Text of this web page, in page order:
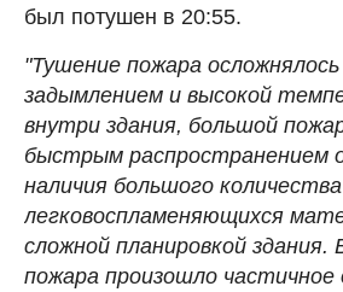
был потушен в 20:55.
"Тушение пожара
задымлением и высокой
внутри здания, большой
быстрым распространением
наличия большого количества
легковоспламеняющихся
сложной планировкой
пожара произошло частичное